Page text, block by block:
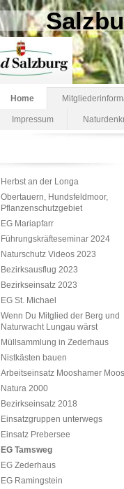
Home
Impressum
Herbst an der Longa
Obertauern, Hundsfeldmoor,
Pflanzenschutzgebiet
EG Mariapfarr
Führungskräfteseminar 2024
Naturschutz Videos 2023
Bezirksausflug 2023
Bezirkseinsatz 2023
EG St. Michael
Wenn Du Mitglied der Berg und
Naturwacht Lungau wärst
Müllsammlung in Zederhaus
Nistkästen bauen
Arbeitseinsatz Mooshamer Moos
Natura 2000
Bezirkseinsatz 2018
Einsatzgruppen unterwegs
Einsatz Prebersee
EG Tamsweg
EG Zederhaus
EG Ramingstein